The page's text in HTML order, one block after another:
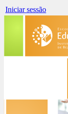
Iniciar sessão